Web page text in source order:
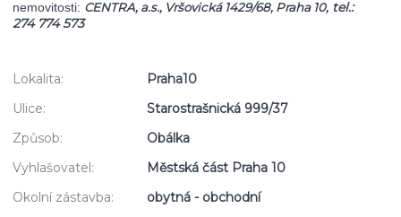
nemovitosti: CENTRA, a.s., Vršovická 1429/68, Praha 10, tel.:
274 774 573
Lokalita:
Praha10
Ulice:
Starostrašnická 999/37
Způsob:
Obálka
Vyhlašovatel:
Městská část Praha 10
Okolní zástavba:
obytná - obchodní